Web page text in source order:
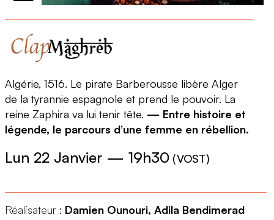
Algérie, 1516. Le pirate Barberousse libère Alger
de la tyrannie espagnole et prend le pouvoir. La
reine Zaphira va lui tenir tête. — Entre histoire et
légende, le parcours d’une femme en rébellion.
Lun 22 Janvier — 19h30 (VOST)
Réalisateur : Damien Ounouri, Adila Bendimerad